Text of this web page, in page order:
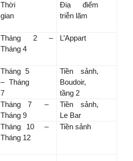
Thời
gian
Điạ điểm
triễn lãm
Tháng 2 –
Tháng 4
L’Appart
Tháng 5
– Tháng
7
Tiền sảnh,
Boudoir,
tầng 2
Tháng 7 –
Tháng 9
Tiền sảnh,
Le Bar
Tháng 10 –
Tháng 12
Tiền sảnh